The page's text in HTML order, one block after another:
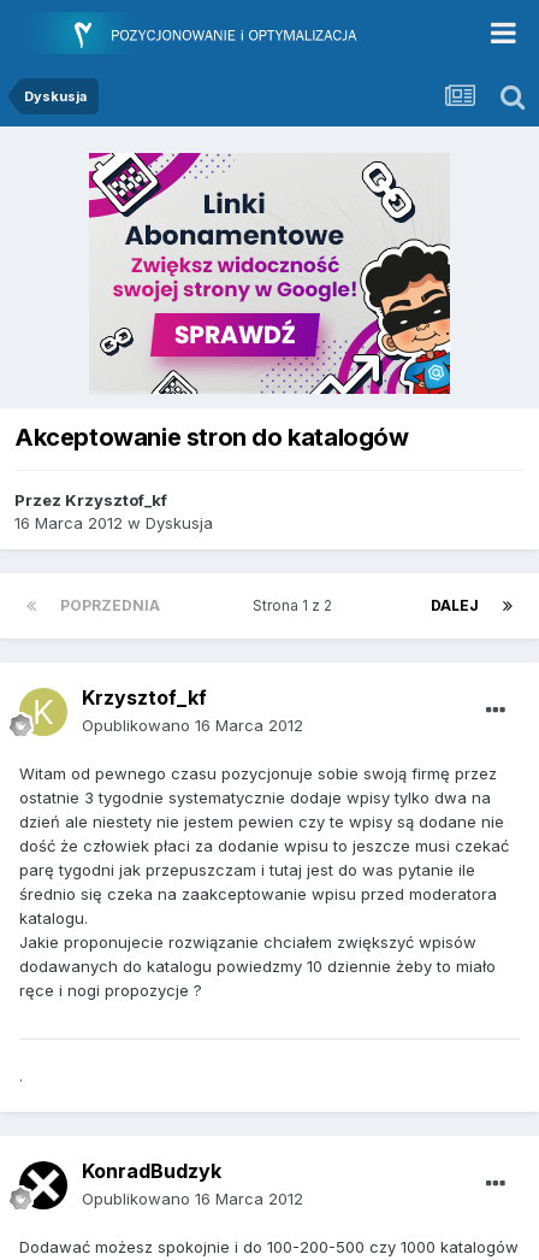
Dyskusja
Akceptowanie stron do katalogów
Przez Krzysztof_kf
16 Marca 2012 w Dyskusja
POPRZEDNIA DALEJ
Strona 1 z 2
Krzysztof_kf
Opublikowano 16 Marca 2012
Witam od pewnego czasu pozycjonuje sobie swoją firmę przez
ostatnie 3 tygodnie systematycznie dodaje wpisy tylko dwa na
dzień ale niestety nie jestem pewien czy te wpisy są dodane nie
dość że człowiek płaci za dodanie wpisu to jeszcze musi czekać
parę tygodni jak przepuszczam i tutaj jest do was pytanie ile
średnio się czeka na zaakceptowanie wpisu przed moderatora
katalogu.
Jakie proponujecie rozwiązanie chciałem zwiększyć wpisów
dodawanych do katalogu powiedzmy 10 dziennie żeby to miało
ręce i nogi propozycje ?
.
KonradBudzyk
Opublikowano 16 Marca 2012
Dodawać możesz spokojnie i do 100-200-500 czy 1000 katalogów